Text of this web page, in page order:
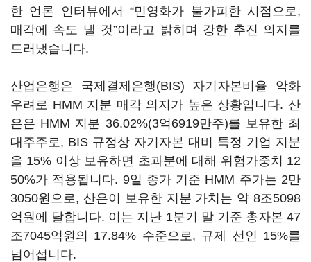
한 언론 인터뷰에서 “민영화가 불가피한 시점으로,
매각에 속도 낼 것”이라고 밝히며 강한 추진 의지를
드러냈습니다.
산업은행은 국제결제은행(BIS) 자기자본비율 악화
우려로 HMM 지분 매각 의지가 높은 상황입니다. 산
은은 HMM 지분 36.02%(3억6919만주)를 보유한 최
대주주로, BIS 규정상 자기자본 대비 특정 기업 지분
을 15% 이상 보유하면 초과분에 대해 위험가중치 12
50%가 적용됩니다. 9일 종가 기준 HMM 주가는 2만
3050원으로, 산은이 보유한 지분 가치는 약 8조5098
억원에 달합니다. 이는 지난 1분기 말 기준 총자본 47
조7045억원의 17.84% 수준으로, 규제 선인 15%를
넘어섭니다.